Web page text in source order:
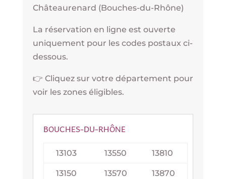
Châteaurenard (Bouches-du-Rhône)
La réservation en ligne est ouverte
uniquement pour les codes postaux ci-
dessous.
👉 Cliquez sur votre département pour
voir les zones éligibles.
BOUCHES-DU-RHÔNE
13103 13550 13810
13150 13570 13870